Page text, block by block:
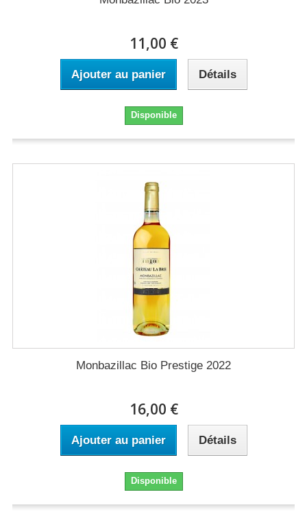
11,00 €
Ajouter au panier Détails
Disponible
Monbazillac Bio Prestige 2022
16,00 €
Ajouter au panier Détails
Disponible